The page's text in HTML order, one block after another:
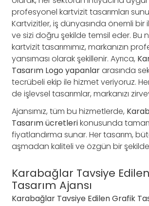
profesyonel kartvizit tasarımları
Kartvizitler, iş dünyasında önemli bir
ve sizi doğru şekilde temsil eder. Bu
kartvizit tasarımımız, markanızın
yansıması olarak şekillenir. Ayrıca,
Tasarım Logo yapanlararasında
tecrübeli ekip ile hizmet veriyoruz.
de işlevsel tasarımlar, markanızı
Ajansımız, tüm bu hizmetlerde,
Tasarım ücretlerikonusunda
fiyatlandırma sunar. Her tasarım,
aşmadan kaliteli ve özgün bir
Karabağlar Tavsiye
Tasarım Ajansı
Karabağlar Tavsiye Edilen Grafik